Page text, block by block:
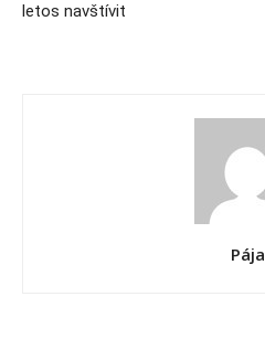
letos navštívit
Pája